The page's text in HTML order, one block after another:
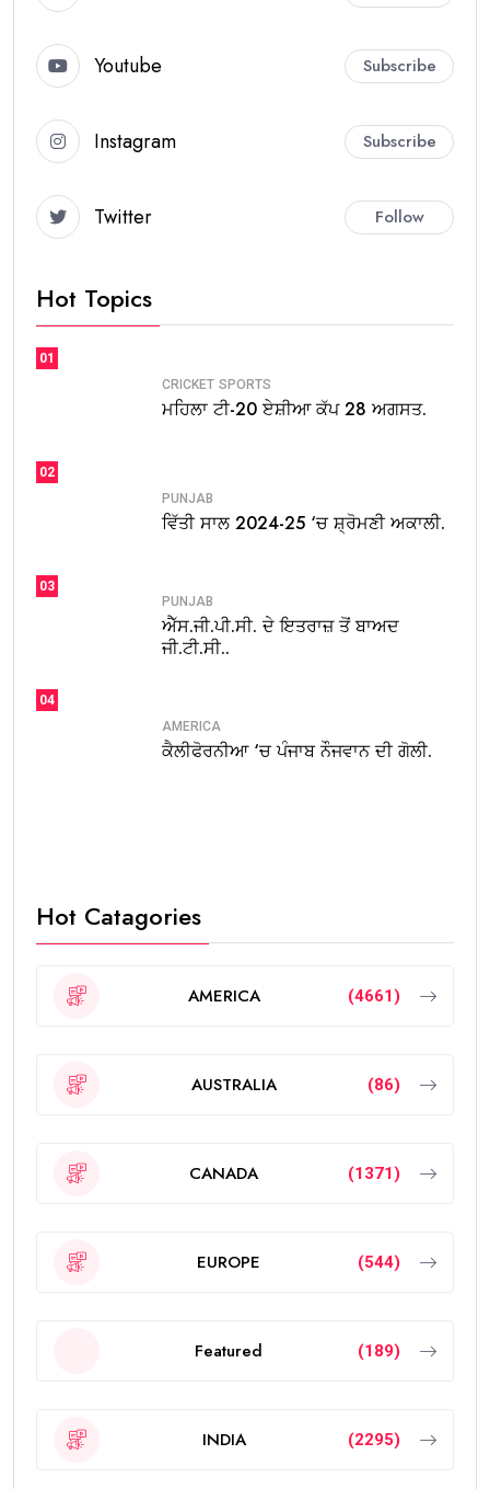
Youtube Subscribe
Instagram Subscribe
Twitter Follow
Hot Topics
01
CRICKET SPORTS
ਮਹਿਲਾ ਟੀ-20 ਏਸ਼ੀਆ ਕੱਪ 28 ਅਗਸਤ.
02
PUNJAB
ਵਿੱਤੀ ਸਾਲ 2024-25 ‘ਚ ਸ਼੍ਰੋਮਣੀ ਅਕਾਲੀ.
03
PUNJAB
ਐੱਸ.ਜੀ.ਪੀ.ਸੀ. ਦੇ ਇਤਰਾਜ਼ ਤੋਂ ਬਾਅਦ
ਜੀ.ਟੀ.ਸੀ..
04
AMERICA
ਕੈਲੀਫੋਰਨੀਆ ‘ਚ ਪੰਜਾਬ ਨੌਜਵਾਨ ਦੀ ਗੋਲੀ.
Hot Catagories
AMERICA (4661)
AUSTRALIA (86)
CANADA (1371)
EUROPE (544)
Featured (189)
INDIA (2295)